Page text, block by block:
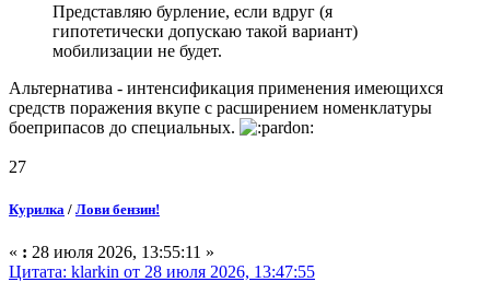
Представляю бурление, если вдруг (я
гипотетически допускаю такой вариант)
мобилизации не будет.
Альтернатива - интенсификация применения имеющихся
средств поражения вкупе с расширением номенклатуры
боеприпасов до специальных.
27
Курилка / Лови бензин!
« : 28 июля 2026, 13:55:11 »
Цитата: klarkin от 28 июля 2026, 13:47:55